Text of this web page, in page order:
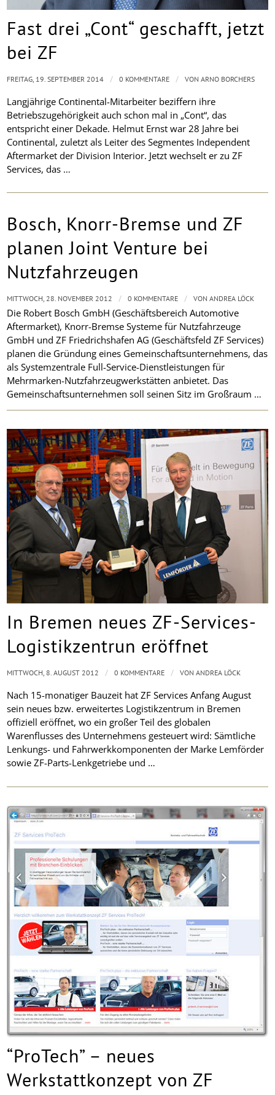
Fast drei „Cont“ geschafft, jetzt
bei ZF
Langjährige Continental-Mitarbeiter beziffern ihre
Betriebszugehörigkeit auch schon mal in „Cont“, das
entspricht einer Dekade. Helmut Ernst war 28 Jahre bei
Continental, zuletzt als Leiter des Segmentes Independent
Aftermarket der Division Interior. Jetzt wechselt er zu ZF
Services, das …
FREITAG, 19. SEPTEMBER 2014 / 0 KOMMENTARE / VONARNO BORCHERS
Bosch, Knorr-Bremse und ZF
planen Joint Venture bei
Nutzfahrzeugen
Die Robert Bosch GmbH (Geschäftsbereich Automotive
Aftermarket), Knorr-Bremse Systeme für Nutzfahrzeuge
GmbH und ZF Friedrichshafen AG (Geschäftsfeld ZF Services)
planen die Gründung eines Gemeinschaftsunternehmens, das
als Systemzentrale Full-Service-Dienstleistungen für
Mehrmarken-Nutzfahrzeugwerkstätten anbietet. Das
Gemeinschaftsunternehmen soll seinen Sitz im Großraum …
MITTWOCH, 28. NOVEMBER 2012 / 0 KOMMENTARE / VONANDREA LÖCK
In Bremen neues ZF-Services-
Logistikzentrun eröffnet
Nach 15-monatiger Bauzeit hat ZF Services Anfang August
sein neues bzw. erweitertes Logistikzentrum in Bremen
offiziell eröffnet, wo ein großer Teil des globalen
Warenflusses des Unternehmens gesteuert wird: Sämtliche
Lenkungs- und Fahrwerkkomponenten der Marke Lemförder
sowie ZF-Parts-Lenkgetriebe und …
MITTWOCH, 8. AUGUST 2012 / 0 KOMMENTARE / VONANDREA LÖCK
“ProTech” – neues
Werkstattkonzept von ZF